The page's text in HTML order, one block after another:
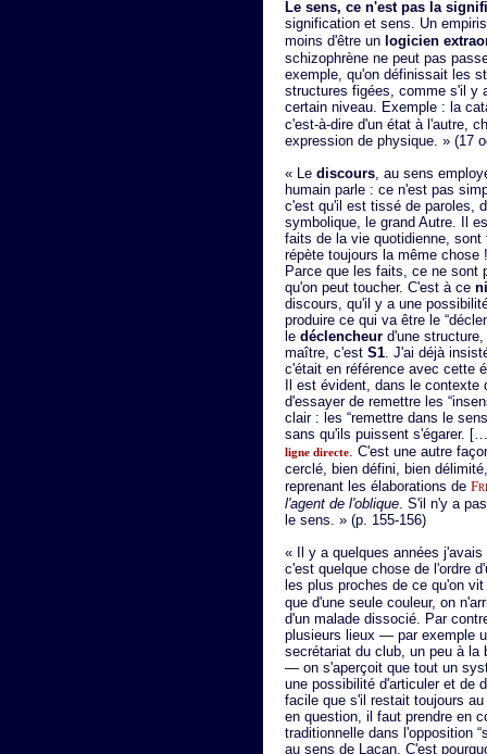
Le sens, ce n'est pas la
signification et sens. Un
moins d'être un logicien
schizophrène ne peut pas
exemple, qu'on définissait les
structures figées, comme s'il y
certain niveau. Exemple : la
c'est-à-dire d'un état à l'autre,
expression de physique. » (17
« Le discours, au sens
humain parle : ce n'est pas
c'est qu'il est tissé de paroles,
symbolique, le grand Autre. Il
faits de la vie quotidienne,
répète toujours la même
Parce que les faits, ce ne sont
qu'on peut toucher. C'est à ce
discours, qu'il y a une
produire ce qui va être le
le déclencheur d'une
maître, c'est S1. J'ai déjà
c'était en référence avec cette
Il est évident, dans le
d'essayer de remettre les
clair : les “remettre dans le
sans qu'ils puissent s'égarer.
ligne directe. C'est une autre
cerclé, bien défini, bien
reprenant les élaborations de
l'agent de l'oblique. S'il n'y a
le sens. » (p. 155-156)
« Il y a quelques années
c'est quelque chose de l'ordre
les plus proches de ce qu'on
que d'une seule couleur, on
d'un malade dissocié. Par
plusieurs lieux — par exemple
secrétariat du club, un peu à la
— on s'aperçoit que tout un
une possibilité d'articuler et de
facile que s'il restait toujours
en question, il faut prendre en
traditionnelle dans l'opposition
au sens de Lacan. C'est